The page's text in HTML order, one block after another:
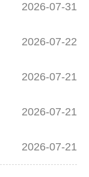
2026-07-31
2026-07-22
2026-07-21
2026-07-21
2026-07-21